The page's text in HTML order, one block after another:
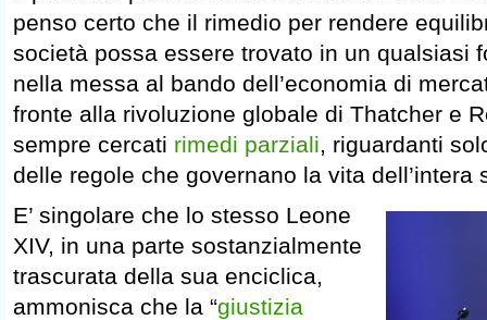
penso certo che il rimedio per rendere
società possa essere trovato in un qualsiasi
nella messa al bando dell’economia di
fronte alla rivoluzione globale di Thatcher e
sempre cercati rimedi parziali, riguardanti
delle regole che governano la vita dell’intera
E’ singolare che lo stesso Leone
XIV, in una parte sostanzialmente
trascurata della sua enciclica,
ammonisca che la “giustizia